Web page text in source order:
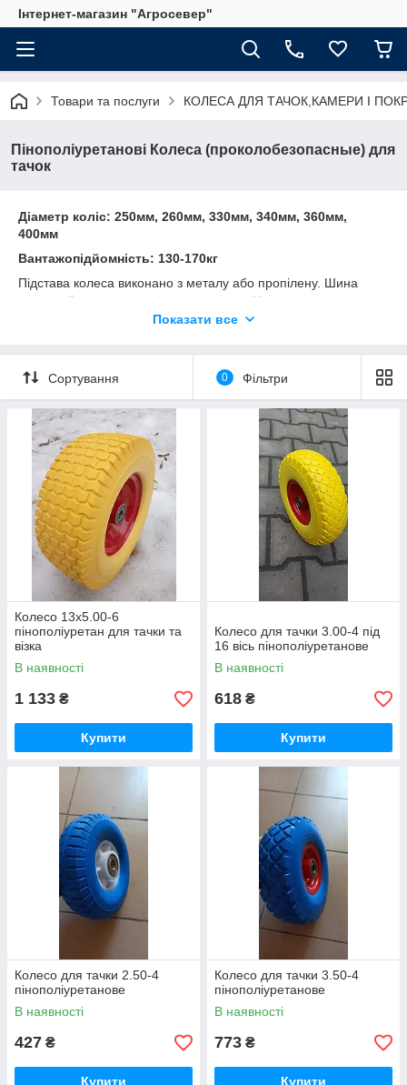
Інтернет-магазин "Агросевер"
Товари та послуги КОЛЕСА ДЛЯ ТАЧОК,КАМЕРИ І
Пінополіуретанові Колеса (проколобезопасные) для
тачок
Діаметр коліс: 250мм, 260мм, 330мм, 340мм, 360мм,
400мм
Вантажопідйомність: 130-170кг
Підстава колеса виконано з металу або пропілену. Шина
проколобезопасная з пінополіуретану. У колесах
встановлений якісний кульковий або роликовий підшипник.
амортизаційними характеристиками і дбайливим ставленням
до поверхні підлоги.
легких вантажів на грубому покритті і пересіченій місцевості.
Застосовуються на садових візках, дорожньо-будівельному
обладнанні, ручних візках.
Показати все
Сортування 0 Фільтри
Колесо 13х5.00-6
пінополіуретан для тачки та
візка
В наявності
1 133 ₴
Купити
Колесо для тачки 3.00-4 під
16 вісь пінополіуретанове
В наявності
618 ₴
Купити
Колесо для тачки 2.50-4
пінополіуретанове
В наявності
427 ₴
Купити
Колесо для тачки 3.50-4
пінополіуретанове
В наявності
773 ₴
Купити